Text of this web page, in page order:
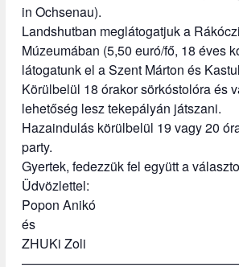
in Ochsenau).
Landshutban meglátogatjuk a
Múzeumában (5,50 euró/fő, 18 éves
látogatunk el a Szent Márton és
Körülbelül 18 órakor sörkóstolóra és
lehetőség lesz tekepályán játszani.
Hazaindulás körülbelül 19 vagy 20
party.
Gyertek, fedezzük fel együtt a
Üdvözlettel:
Popon Anikó
és
ZHUKi Zoli